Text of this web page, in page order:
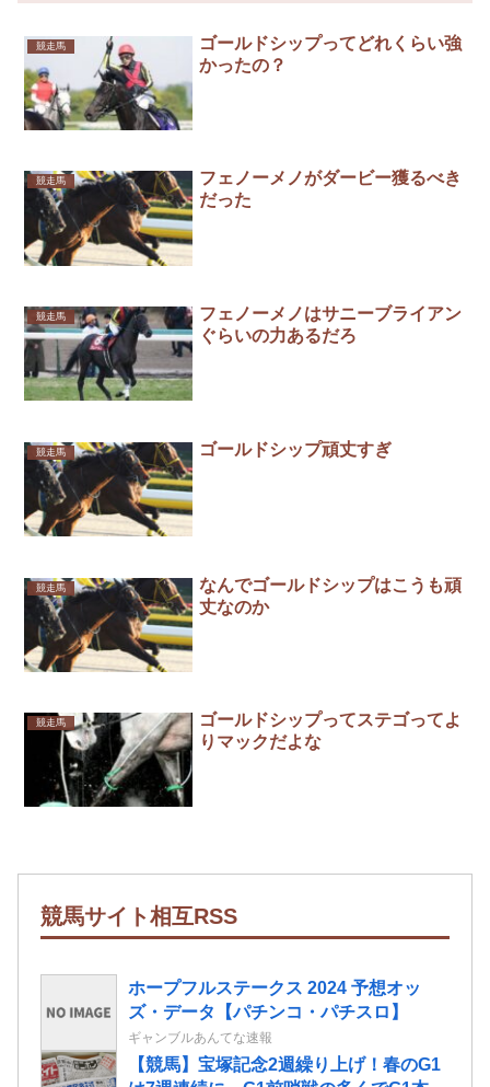
競走馬
ゴールドシップってどれくらい強
かったの？
競走馬
フェノーメノがダービー獲るべき
だった
競走馬
フェノーメノはサニーブライアン
ぐらいの力あるだろ
競走馬 ゴールドシップ頑丈すぎ
競走馬
なんでゴールドシップはこうも頑
丈なのか
競走馬
ゴールドシップってステゴってよ
りマックだよな
競馬サイト相互RSS
ホープフルステークス 2024 予想オッ
ズ・データ【パチンコ・パチスロ】
ギャンブルあんてな速報
【競馬】宝塚記念2週繰り上げ！春のG1